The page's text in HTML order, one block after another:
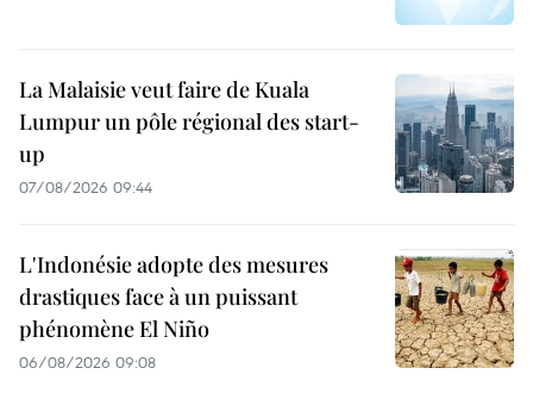
La Malaisie veut faire de Kuala
Lumpur un pôle régional des start-
up
07/08/2026 09:44
L'Indonésie adopte des mesures
drastiques face à un puissant
phénomène El Niño
06/08/2026 09:08